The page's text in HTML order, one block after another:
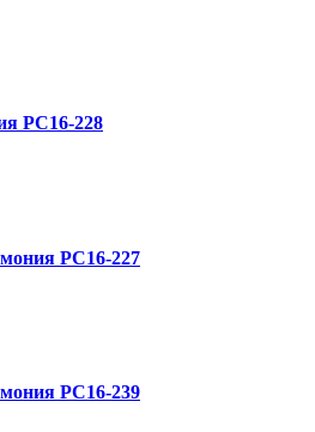
РС16-228
РС16-227
РС16-239